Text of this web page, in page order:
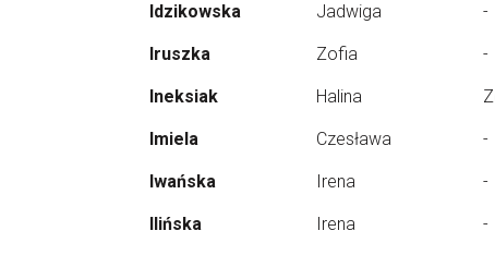
Idzikowska Jadwiga -
Iruszka Zofia -
Ineksiak Halina
Imiela Czesława -
Iwańska Irena -
Ilińska Irena -